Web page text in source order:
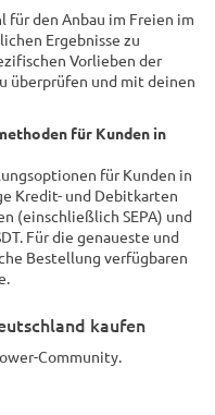
für den Anbau im Freien im
Ergebnisse zu
Vorlieben der
überprüfen und mit deinen
für Kunden in
für Kunden in
Kredit- und Debitkarten
(einschließlich SEPA) und
Für die genaueste und
Bestellung verfügbaren
kaufen
Community.